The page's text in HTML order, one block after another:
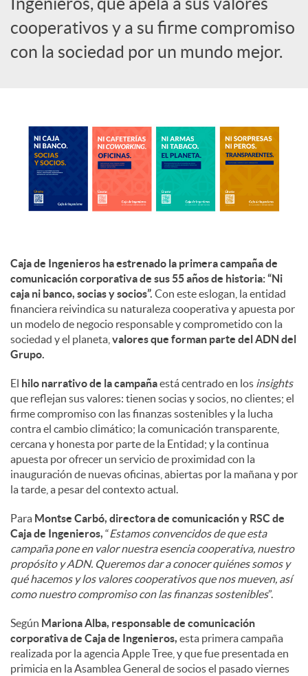
t
o
s
cooperativos y a su firme compromiso
con la sociedad por un mundo mejor.
Caja de Ingenieros ha estrenado la primera campaña de
comunicación corporativa de sus 55 años de historia: “Ni
caja ni banco, socias y socios”. Con este eslogan, la entidad
financiera reivindica su naturaleza cooperativa y apuesta por
un modelo de negocio responsable y comprometido con la
sociedad y el planeta, valores que forman parte del ADN del
Grupo.
El hilo narrativo de la campañaestá centrado en los insights
que reflejan sus valores: tienen socias y socios, no clientes; el
firme compromiso con las finanzas sostenibles y la lucha
contra el cambio climático; la comunicación transparente,
cercana y honesta por parte de la Entidad; y la continua
apuesta por ofrecer un servicio de proximidad con la
inauguración de nuevas oficinas, abiertas por la mañana y por
la tarde, a pesar del contexto actual.
Para Montse Carbó, directora de comunicación y RSC de
Caja de Ingenieros, “Estamos convencidos de que esta
campaña pone en valor nuestra esencia cooperativa, nuestro
propósito y ADN. Queremos dar a conocer quiénes somos y
qué hacemos y los valores cooperativos que nos mueven, así
como nuestro compromiso con las finanzas sostenibles”.
Según Mariona Alba, responsable de comunicación
corporativa de Caja de Ingenieros, esta primera campaña
realizada por la agencia Apple Tree, y que fue presentada en
primicia en la Asamblea General de socios el pasado viernes